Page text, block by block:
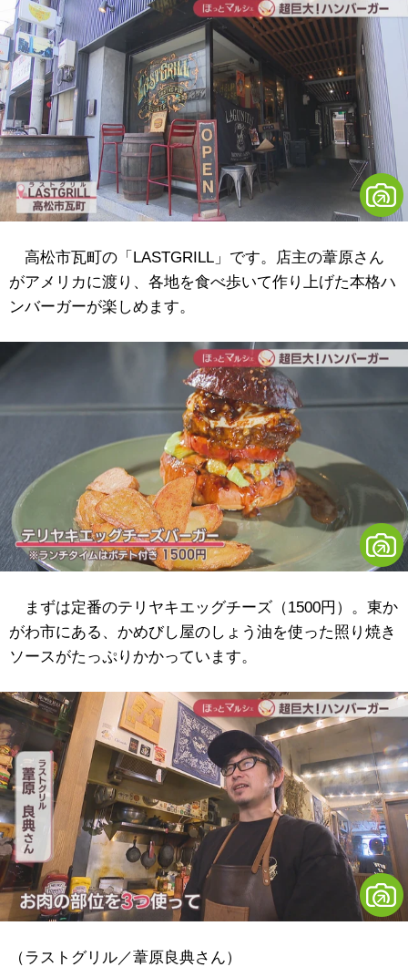
高松市瓦町の「LASTGRILL」です。店主の葦原さん
がアメリカに渡り、各地を食べ歩いて作り上げた本格ハ
ンバーガーが楽しめます。
まずは定番のテリヤキエッグチーズ（1500円）。東か
がわ市にある、かめびし屋のしょう油を使った照り焼き
ソースがたっぷりかかっています。
（ラストグリル／葦原良典さん）